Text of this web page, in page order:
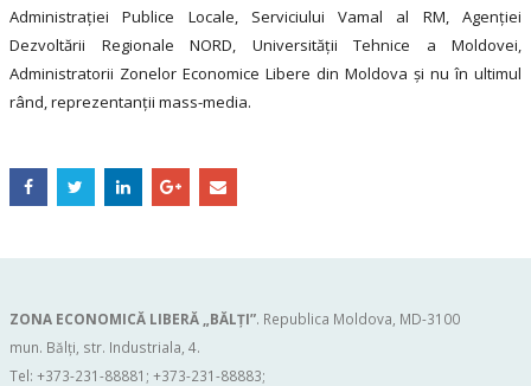
Administrației Publice Locale, Serviciului Vamal al RM, Agenției
Dezvoltării Regionale NORD, Universității Tehnice a Moldovei,
Administratorii Zonelor Economice Libere din Moldova și nu în ultimul
rând, reprezentanții mass-media.
ZONA ECONOMICĂ LIBERĂ „BĂLŢI”. Republica Moldova, MD-3100
mun. Bălți, str. Industriala, 4.
Tel: +373-231-88881; +373-231-88883;